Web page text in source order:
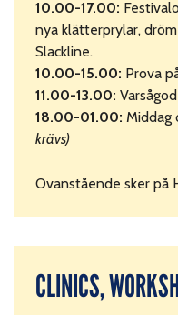
10.00-17.00:
nya klätterprylar,
Slackline.
10.00-15.00: Prova
11.00-13.00:
18.00-01.00: Middag
krävs)
Ovanstående sker på
CLINICS,